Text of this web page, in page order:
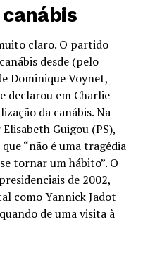
claro. O partido
desde (pelo
Dominique Voynet,
declarou em Charlie-
da canábis. Na
Guigou (PS),
“não é uma tragédia
tornar um hábito”. O
de 2002,
como Yannick Jadot
de uma visita à